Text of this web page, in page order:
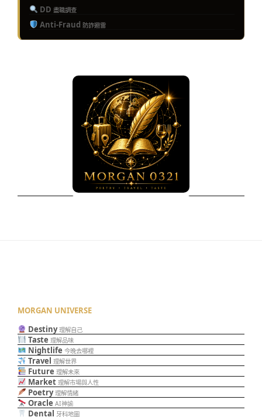
DD 盡職調查
Anti-Fraud 防詐避雷
MORGAN UNIVERSE
Destiny 理解自己
Taste 理解品味
Nightlife 今晚去哪裡
Travel 理解世界
Future 理解未來
Market 理解市場與人性
Poetry 理解情緒
Oracle AI神諭
Dental 牙科地圖